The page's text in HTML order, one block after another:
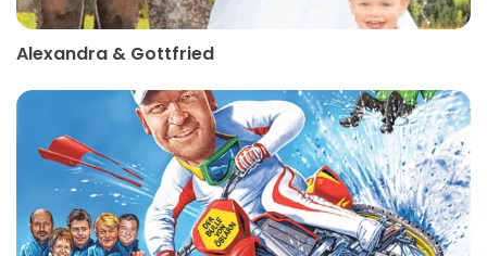
Alexandra & Gottfried